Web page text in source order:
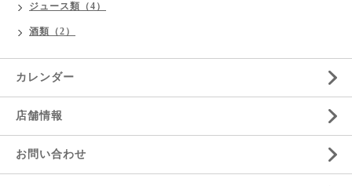
ジュース類（4）
酒類（2）
カレンダー
店舗情報
お問い合わせ